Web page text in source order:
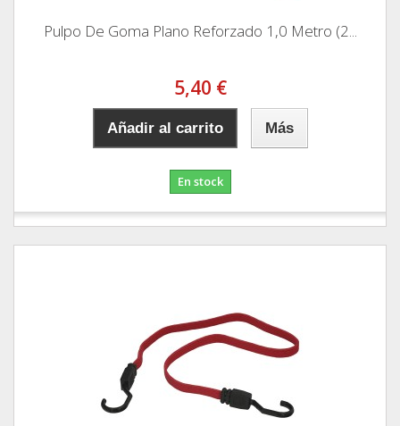
Pulpo De Goma Plano Reforzado 1,0 Metro (2...
5,40 €
Añadir al carrito Más
En stock